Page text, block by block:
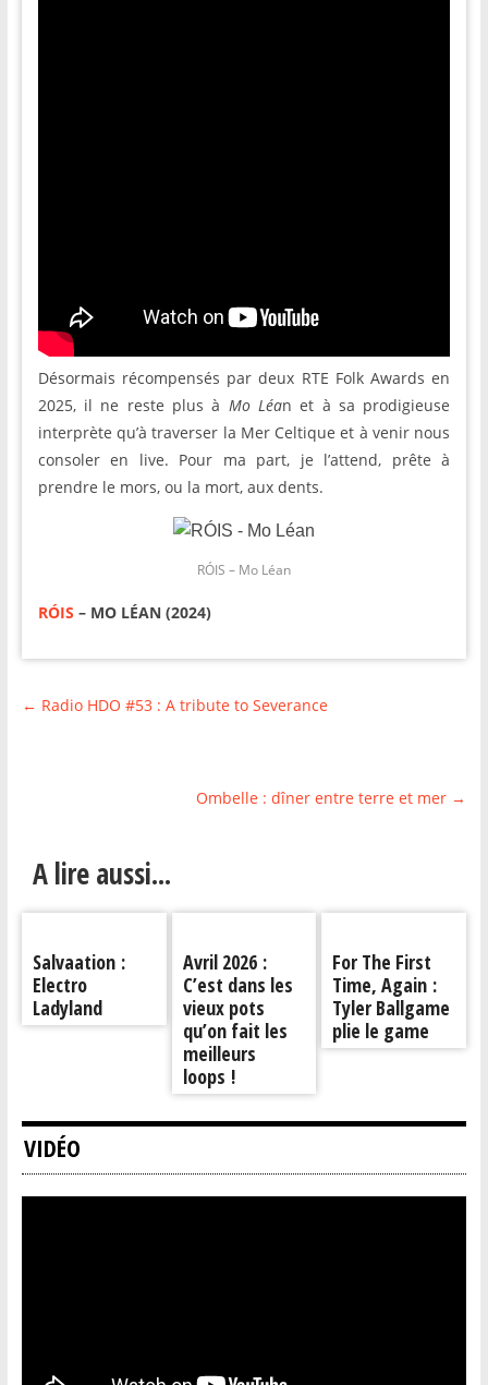
Désormais récompensés par deux RTE Folk Awards en
2025, il ne reste plus à Mo Léan et à sa prodigieuse
interprète qu’à traverser la Mer Celtique et à venir nous
consoler en live. Pour ma part, je l’attend, prête à
prendre le mors, ou la mort, aux dents.
RÓIS – Mo Léan
RÓIS – MO LÉAN (2024)
← Radio HDO #53 : A tribute to Severance
Ombelle : dîner entre terre et mer →
A lire aussi...
Salvaation :
Electro
Ladyland
Avril 2026 :
C’est dans les
vieux pots
qu’on fait les
meilleurs
loops !
For The First
Time, Again :
Tyler Ballgame
plie le game
VIDÉO